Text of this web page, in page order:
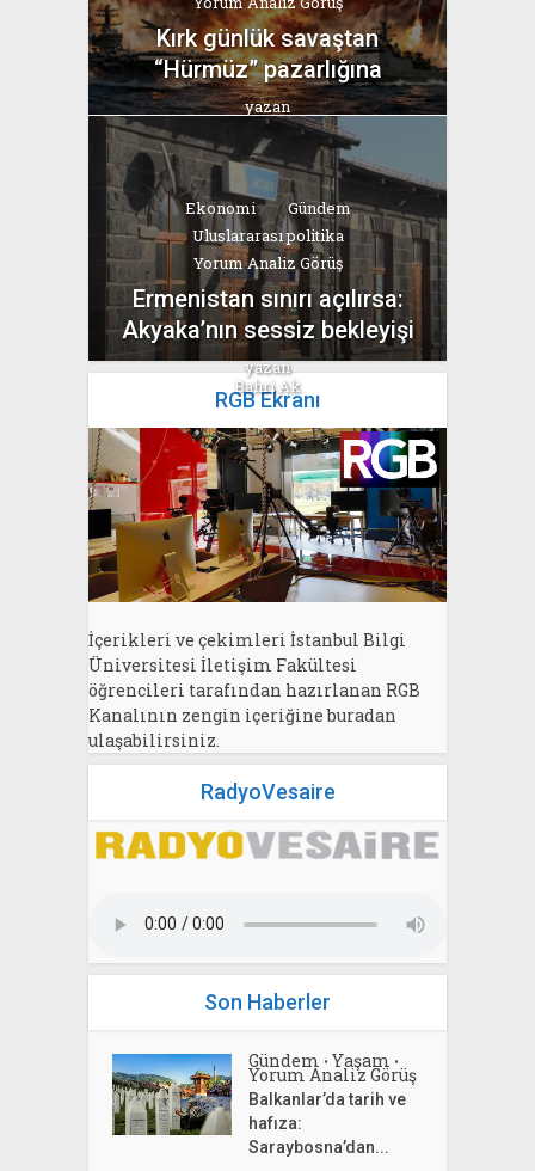
Kırk günlük savaştan
“Hürmüz” pazarlığına
yazan
Bahri Ak
Ekonomi
Gündem
Uluslararası politika
Yorum Analiz Görüş
Ermenistan sınırı açılırsa:
Akyaka’nın sessiz bekleyişi
yazan
Bahri Ak
RGB Ekranı
İçerikleri ve çekimleri İstanbul Bilgi
Üniversitesi İletişim Fakültesi
öğrencileri tarafından hazırlanan RGB
Kanalının zengin içeriğine buradan
ulaşabilirsiniz.
RadyoVesaire
Son Haberler
Gündem • Yaşam •
Yorum Analiz Görüş
Balkanlar’da tarih ve
hafıza:
Saraybosna’dan...